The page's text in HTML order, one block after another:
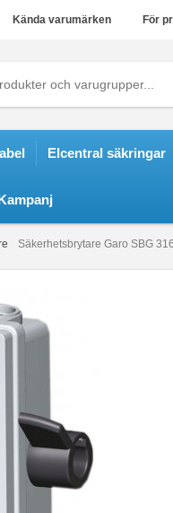
Kända varumärken För
Elcentral säkringar
Säkerhetsbrytare Garo SBG